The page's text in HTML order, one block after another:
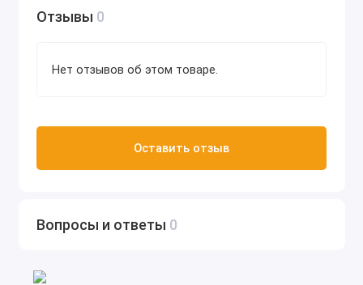
Отзывы 0
Нет отзывов об этом товаре.
Оставить отзыв
Вопросы и ответы 0